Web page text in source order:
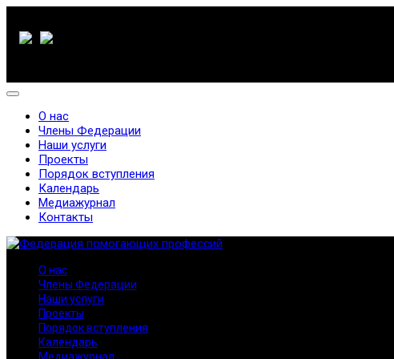
О нас
Члены Федерации
Наши услуги
Проекты
Порядок вступления
Календарь
Медиажурнал
Контакты
О нас
Члены Федерации
Наши услуги
Проекты
Порядок вступления
Календарь